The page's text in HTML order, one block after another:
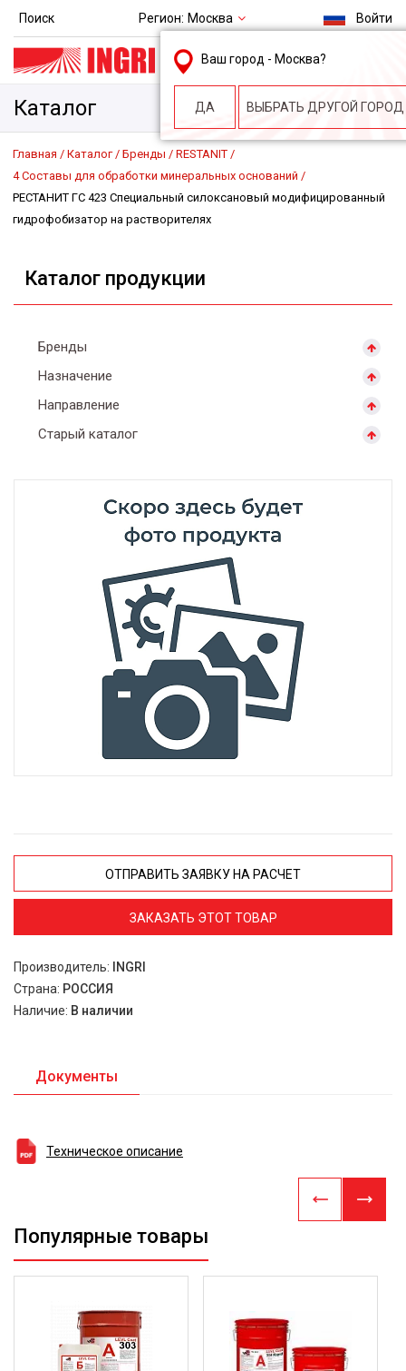
Поиск Регион: Москва
Ваш город - Москва?
ДА ВЫБРАТЬ ДРУГОЙ ГОРОД
Войти
msk@ingri.ru
пн. – пт.: 9.00-18.00
Каталог
Главная Каталог Бренды
RESTANIT
4 Составы для обработки минеральных оснований
РЕСТАНИТ ГС 423 Специальный силоксановый модифицированный
гидрофобизатор на растворителях
Каталог продукции
Бренды
Назначение
Направление
Старый каталог
ОТПРАВИТЬ ЗАЯВКУ НА РАСЧЕТ
ЗАКАЗАТЬ ЭТОТ ТОВАР
Производитель:
INGRI
Страна: РОССИЯ
Наличие: В наличии
Документы
Техническое описание
Популярные товары